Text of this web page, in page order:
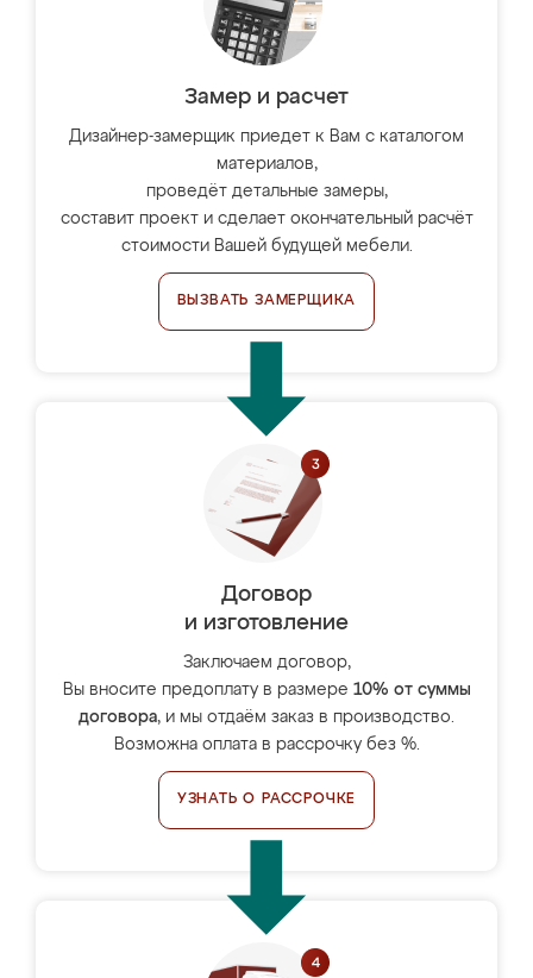
Замер и расчет
Дизайнер-замерщик приедет к Вам с каталогом
материалов,
проведёт детальные замеры,
составит проект и сделает окончательный расчёт
стоимости Вашей будущей мебели.
ВЫЗВАТЬ ЗАМЕРЩИКА
Договор
и изготовление
Заключаем договор,
Вы вносите предоплату в размере 10% от суммы
договора, и мы отдаём заказ в производство.
Возможна оплата в рассрочку без %.
УЗНАТЬ О РАССРОЧКЕ